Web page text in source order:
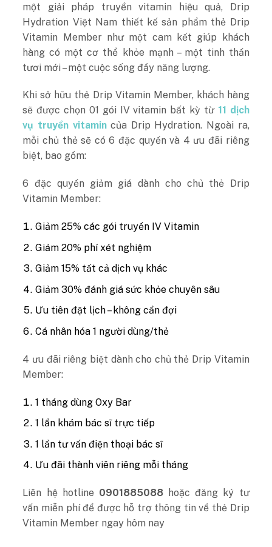
một giải pháp truyền vitamin hiệu quả, Drip
Hydration Việt Nam thiết kế sản phẩm thẻ Drip
Vitamin Member như một cam kết giúp khách
hàng có một cơ thể khỏe mạnh – một tinh thần
tươi mới – một cuộc sống đầy năng lượng.
Khi sở hữu thẻ Drip Vitamin Member, khách hàng
sẽ được chọn 01 gói IV vitamin bất kỳ từ 11 dịch
vụ truyền vitamincủa Drip Hydration. Ngoài ra,
mỗi chủ thẻ sẽ có 6 đặc quyền và 4 ưu đãi riêng
biệt, bao gồm:
6 đặc quyền giảm giá dành cho chủ thẻ Drip
Vitamin Member:
Giảm 25% các gói truyền IV Vitamin
Giảm 20% phí xét nghiệm
Giảm 15% tất cả dịch vụ khác
Giảm 30% đánh giá sức khỏe chuyên sâu
Ưu tiên đặt lịch – không cần đợi
Cá nhân hóa 1 người dùng/thẻ
4 ưu đãi riêng biệt dành cho chủ thẻ Drip Vitamin
Member:
1 tháng dùng Oxy Bar
1 lần khám bác sĩ trực tiếp
1 lần tư vấn điện thoại bác sĩ
Ưu đãi thành viên riêng mỗi tháng
Liên hệ hotline 0901885088hoặc đăng ký tư
vấn miễn phí để được hỗ trợ thông tin về thẻ Drip
Vitamin Member ngay hôm nay